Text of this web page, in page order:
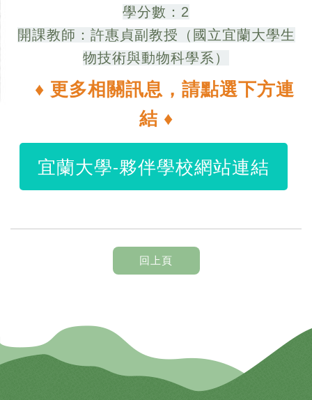
學分數：2
開課教師：許惠貞副教授（國立宜蘭大學生
物技術與動物科學系）
♦ 更多相關訊息，請點選下方連
結 ♦
宜蘭大學-夥伴學校網站連結
回上頁